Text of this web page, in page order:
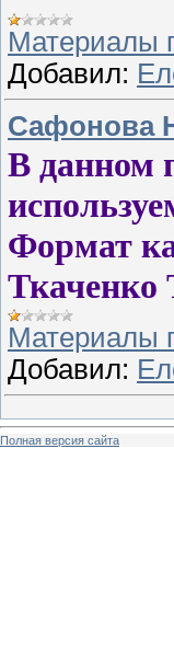
Материалы
Добавил:
Сафонова
В данном
Формат
Ткаченко
Материалы
Добавил:
Полная версия сайта